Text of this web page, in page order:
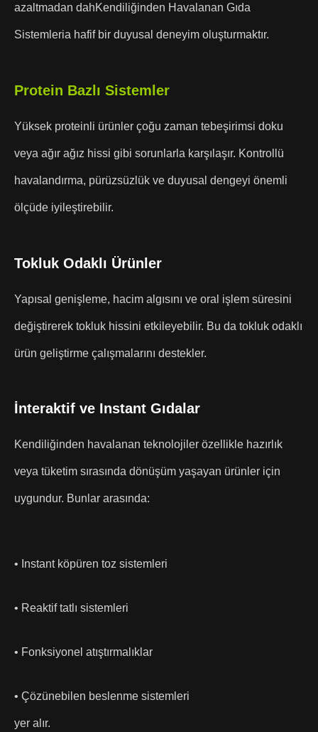
azaltmadan dahKendiliğinden Havalanan Gıda
Sistemleria hafif bir duyusal deneyim oluşturmaktır.
Protein Bazlı Sistemler
Yüksek proteinli ürünler çoğu zaman tebeşirimsi doku
veya ağır ağız hissi gibi sorunlarla karşılaşır. Kontrollü
havalandırma, pürüzsüzlük ve duyusal dengeyi önemli
ölçüde iyileştirebilir.
Tokluk Odaklı Ürünler
Yapısal genişleme, hacim algısını ve oral işlem süresini
değiştirerek tokluk hissini etkileyebilir. Bu da tokluk odaklı
ürün geliştirme çalışmalarını destekler.
İnteraktif ve Instant Gıdalar
Kendiliğinden havalanan teknolojiler özellikle hazırlık
veya tüketim sırasında dönüşüm yaşayan ürünler için
uygundur. Bunlar arasında:
• Instant köpüren toz sistemleri
• Reaktif tatlı sistemleri
• Fonksiyonel atıştırmalıklar
• Çözünebilen beslenme sistemleri
yer alır.